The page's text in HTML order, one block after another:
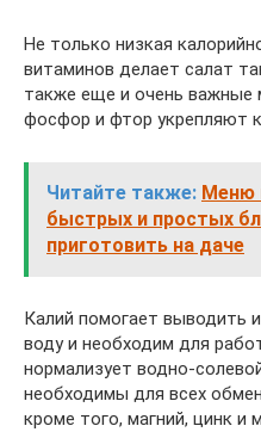
Не только низкая
витаминов делает салат
также еще и очень важные
фосфор и фтор укрепляют
Читайте также: Меню
быстрых и простых
приготовить на даче
Калий помогает выводить
воду и необходим для
нормализует водно-
необходимы для всех
кроме того, магний, цинк и